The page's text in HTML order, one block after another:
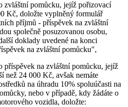
zvláštní pomůcku, jejíž pořizovací
Kč, doložte vyplněný formulář
příjmů - příspěvek na zvláštní
společně posuzovanou osobu,
doklady uvedené na konci
na zvláštní pomůcku",
příspěvek na zvláštní pomůcku, jejíž
než 24 000 Kč, avšak nemáte
na úhradu 10% spoluúčasti na
nebo v případě, kdy žádáte o
vozidla, doložte: